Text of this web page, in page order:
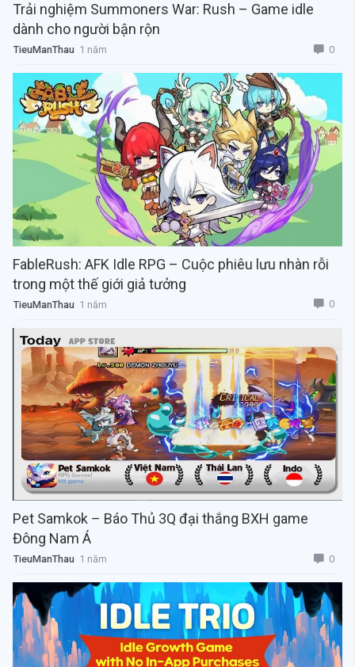
Trải nghiệm Summoners War: Rush – Game idle
dành cho người bận rộn
TieuManThau 1 năm 0
FableRush: AFK Idle RPG – Cuộc phiêu lưu nhàn rỗi
trong một thế giới giả tưởng
TieuManThau 1 năm 0
Pet Samkok – Báo Thủ 3Q đại thắng BXH game
Đông Nam Á
TieuManThau 1 năm 0